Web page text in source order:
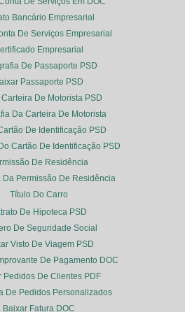
Bancário Empresarial
De Serviços Empresarial
Empresarial
De Passaporte PSD
Passaporte PSD
Carteira De Motorista PSD
Da Carteira De Motorista
De Identificação PSD
Cartão De Identificação PSD
De Residência
Da Permissão De Residência
Título Do Carro
De Hipoteca PSD
De Seguridade Social
Visto De Viagem PSD
De Pagamento DOC
Pedidos De Clientes PDF
De Pedidos Personalizados
Baixar Fatura DOC